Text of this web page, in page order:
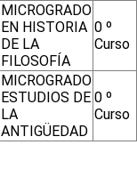
MICROGRADO
EN HISTORIA
DE LA
FILOSOFÍA
0 º
Curso
MICROGRADO
ESTUDIOS DE
LA
ANTIGÜEDAD
0 º
Curso